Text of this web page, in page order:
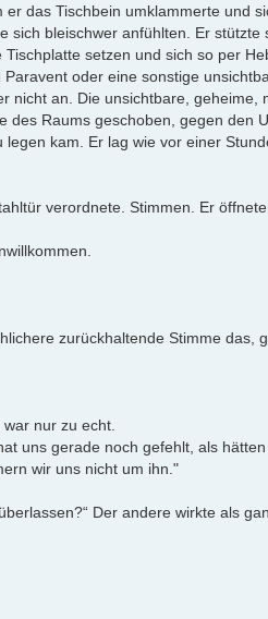
das Tischbein umklammerte und
sich bleischwer anfühlten. Er stützte
setzen und sich so per
oder eine sonstige
nicht an. Die unsichtbare, geheime,
des Raums geschoben, gegen den
kam. Er lag wie vor einer
verordnete. Stimmen. Er
zurückhaltende Stimme das,
nur zu echt.
uns gerade noch gefehlt, als
wir uns nicht um ihn."
Der andere wirkte als